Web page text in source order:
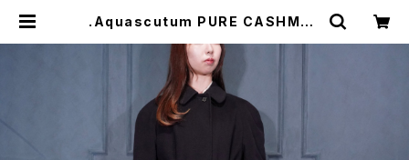
.Aquascutum PURE CASHMER
OAT/アクアスキュータムピュアカシミ
ヤ100%ベルテッドバルマカーンコー
ト(ステンカラーコート) 20000000
74993 | Titti Vintage